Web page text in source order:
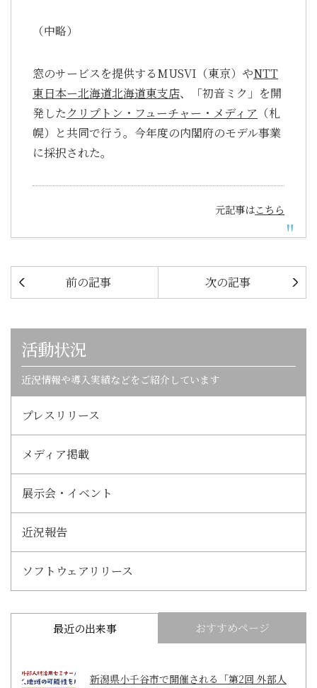
（中略）
窓のサービスを提供するMUSVI（東京）やNTT
東日本ー北海道北海道東支店、「初音ミク」を開
発したクリプトン・フューチャー・メディア （札
幌）と共同で行う。今年度の内閣府のモデル事業
に採択された。
元記事はこちら
前の記事 次の記事
活動状況
近況情報や導入実績などをご紹介しています
プレスリリース
メディア掲載
展示会・イベント
近況報告
ソフトウェアリリース
最近の出来事 おすすめページ
新潟県小千谷市で開催される「第2回 外部人